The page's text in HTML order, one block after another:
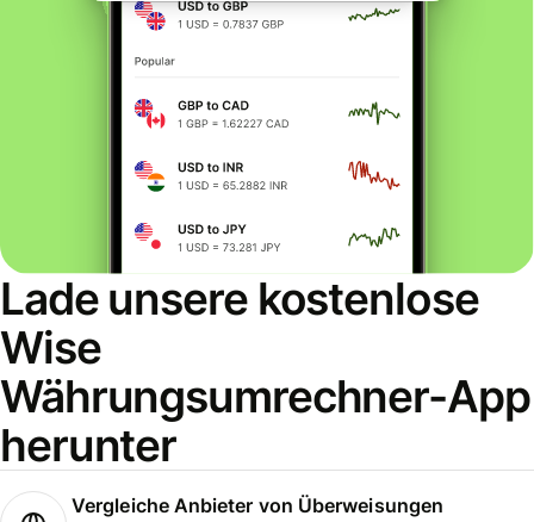
Lade unsere kostenlose
Wise
Währungsumrechner-App
herunter
Vergleiche Anbieter von Überweisungen